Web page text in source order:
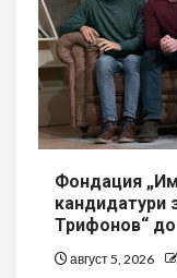
Фондация
кандидатури
Трифонов“
август 5, 2026